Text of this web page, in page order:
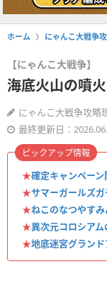
ホーム にゃんこ大戦争
【にゃんこ大戦争】
海底火山の噴
にゃんこ大戦争攻略
最終更新日：
★確定キャンペー
★サマーガールズ
★ねこのなつやす
★異次元コロシア
★地底迷宮グラン
ピックアップ情報